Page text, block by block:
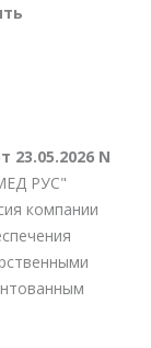
N
РУС"
компании